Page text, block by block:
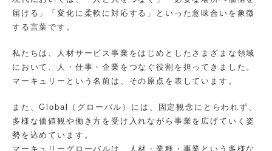
届ける」「変化に柔軟に対応する」といった意味合いを象徴
する言葉です。
私たちは、人材サービス事業をはじめとしたさまざまな領域
において、人・仕事・企業をつなぐ役割を担ってきました。
マーキュリーという名前は、その原点を表しています。
また、Global（グローバル）には、固定観念にとらわれず、
多様な価値観や働き方を受け入れながら事業を広げていく姿
勢を込めています。
マーキュリーグローバルは、人材・業種・事業という多様な